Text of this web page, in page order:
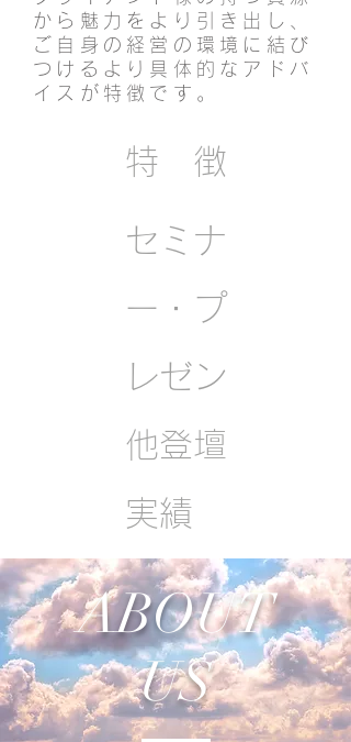
から魅力をより引き出し、
ご自身の経営の環境に結び
つけるより具体的なアドバ
イスが特徴です。
特 徴
​セミナ
ー・プ
レゼン
他登壇
実績
ABOUT
US